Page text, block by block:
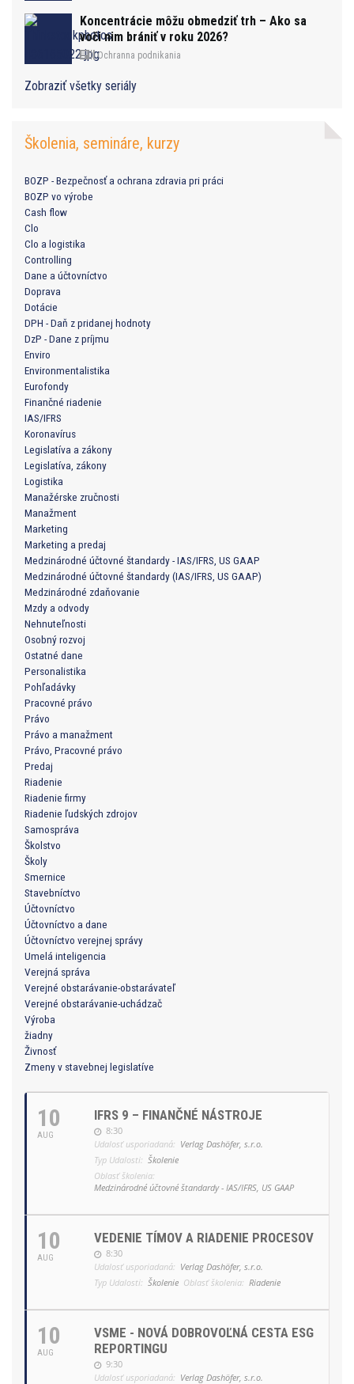
Koncentrácie môžu obmedziť trh – Ako sa
voči nim brániť v roku 2026?
Ochranna podnikania
Zobraziť všetky seriály
Školenia, semináre, kurzy
BOZP - Bezpečnosť a ochrana zdravia pri práci
BOZP vo výrobe
Cash flow
Clo
Clo a logistika
Controlling
Dane a účtovníctvo
Doprava
Dotácie
DPH - Daň z pridanej hodnoty
DzP - Dane z príjmu
Enviro
Environmentalistika
Eurofondy
Finančné riadenie
IAS/IFRS
Koronavírus
Legislatíva a zákony
Legislatíva, zákony
Logistika
Manažérske zručnosti
Manažment
Marketing
Marketing a predaj
Medzinárodné účtovné štandardy - IAS/IFRS, US GAAP
Medzinárodné účtovné štandardy (IAS/IFRS, US GAAP)
Medzinárodné zdaňovanie
Mzdy a odvody
Nehnuteľnosti
Osobný rozvoj
Ostatné dane
Personalistika
Pohľadávky
Pracovné právo
Právo
Právo a manažment
Právo, Pracovné právo
Predaj
Riadenie
Riadenie firmy
Riadenie ľudských zdrojov
Samospráva
Školstvo
Školy
Smernice
Stavebníctvo
Účtovníctvo
Účtovníctvo a dane
Účtovníctvo verejnej správy
Umelá inteligencia
Verejná správa
Verejné obstarávanie-obstarávateľ
Verejné obstarávanie-uchádzač
Výroba
žiadny
Živnosť
Zmeny v stavebnej legislatíve
10
AUG
IFRS 9 – FINANČNÉ NÁSTROJE
8:30
Udalosť usporiadaná: Verlag Dashöfer, s.r.o.
Typ Udalosti: Školenie
Oblasť školenia:
Medzinárodné účtovné štandardy - IAS/IFRS, US GAAP
10
AUG
VEDENIE TÍMOV A RIADENIE PROCESOV
8:30
Udalosť usporiadaná: Verlag Dashöfer, s.r.o.
Typ Udalosti: Školenie Oblasť školenia: Riadenie
10
AUG
VSME - NOVÁ DOBROVOĽNÁ CESTA ESG
REPORTINGU
9:30
Udalosť usporiadaná: Verlag Dashöfer, s.r.o.